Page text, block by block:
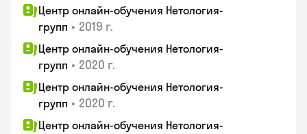
Центр онлайн-обучения Нетология-
групп • 2019 г.
Центр онлайн-обучения Нетология-
групп • 2020 г.
Центр онлайн-обучения Нетология-
групп • 2020 г.
Центр онлайн-обучения Нетология-